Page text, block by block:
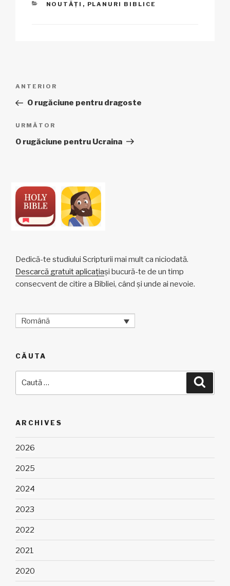
CATEGORII
NOUTĂȚI , PLANURI BIBLICE
articole
Articol
anterior
ANTERIOR
O rugăciune pentru dragoste
Articolul
următor
URMĂTOR
O rugăciune pentru Ucraina
Dedică-te studiului Scripturii mai mult ca niciodată.
Descarcă gratuit aplicațiași bucură-te de un timp
consecvent de citire a Bibliei, când și unde ai nevoie.
Română
CĂUTA
ARCHIVES
2026
2025
2024
2023
2022
2021
2020